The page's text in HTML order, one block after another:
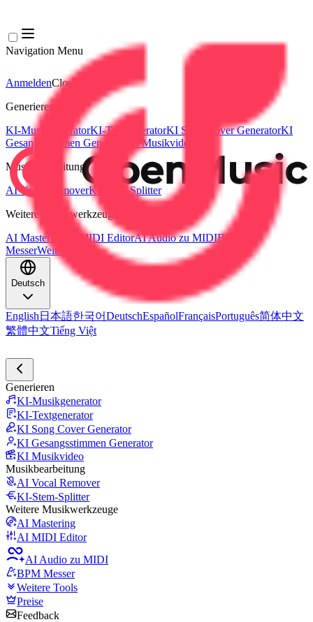
Navigation Menu
AnmeldenClose menu
Generieren
KI-MusikgeneratorKI-TextgeneratorKI Song Cover GeneratorKI
Gesangsstimmen Generator
KI Musikvideo
Musikbearbeitung
AI Vocal RemoverKI-Stem-Splitter
Weitere Musikwerkzeuge
AI Mastering
AI MIDI EditorAI Audio zu MIDIBPM
MesserWeitere Tools
Deutsch
English 日本語한국어DeutschEspañolFrançaisPortuguês简体中文
繁體中文Tiếng Việt
Generieren
KI-Musikgenerator
KI-Textgenerator
KI Song Cover Generator
KI Gesangsstimmen Generator
KI Musikvideo
Musikbearbeitung
AI Vocal Remover
KI-Stem-Splitter
Weitere Musikwerkzeuge
AI Mastering
AI MIDI Editor
AI Audio zu MIDI
BPM Messer
Weitere Tools
Preise
Feedback